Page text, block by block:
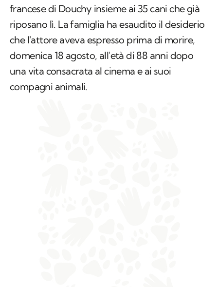
francese di Douchy insieme ai 35 cani che già
riposano lì. La famiglia ha esaudito il desiderio
che l'attore aveva espresso prima di morire,
domenica 18 agosto, all'età di 88 anni dopo
una vita consacrata al cinema e ai suoi
compagni animali.